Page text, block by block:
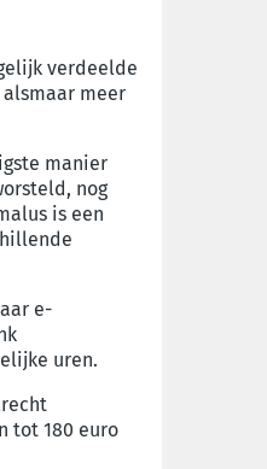
verdeelde
meer
manier
, nog
is een
e-
uren.
tot 180 euro